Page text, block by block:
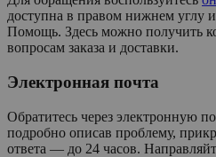
доступна в правом нижнем углу
Помощь. Здесь можно получить
вопросам заказа и доставки.
Электронная почта
Обратитесь через электронную
подробно описав проблему,
ответа — до 24 часов.